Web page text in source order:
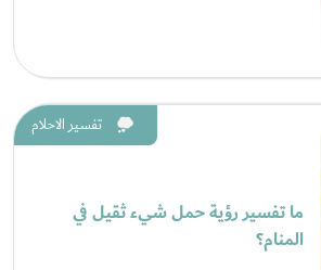
تفسير الاحلام
ما تفسير رؤية حمل شيء ثقيل في
المنام؟